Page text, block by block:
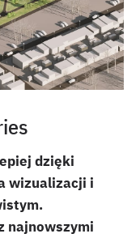
dzięki
wizualizacji i
najnowszymi